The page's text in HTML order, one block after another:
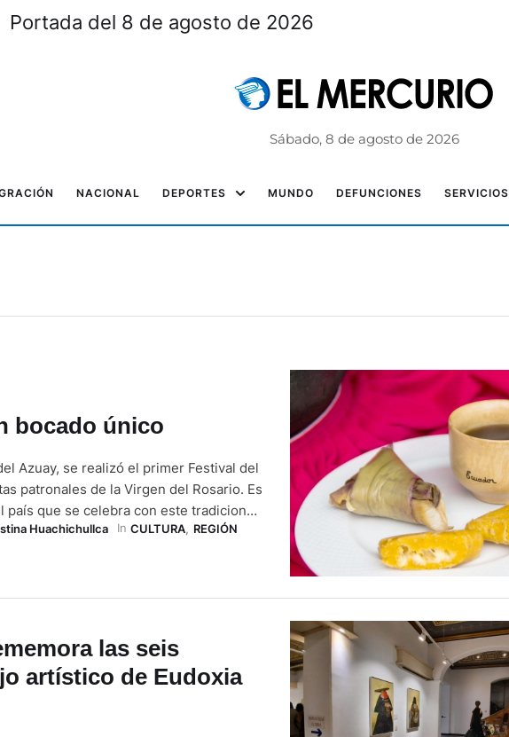
Portada del 8 de agosto de 2026
Sábado, 8 de agosto de 2026
NACIONAL DEPORTES MUNDO DEFUNCIONES SERVICIOS
bocado único
Azuay, se realizó el primer Festival del
patronales de la Virgen del Rosario. Es
que se celebra con este tradicional
pueblos andinos del Austro
Huachichullca In CULTURA, REGIÓN
las seis
artístico de Eudoxia